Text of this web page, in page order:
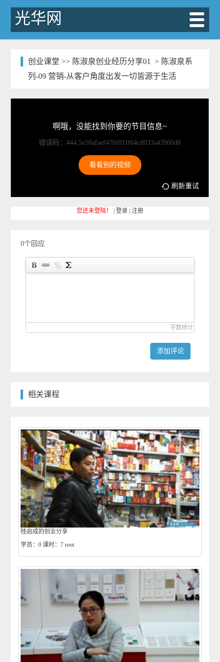
光华网
创业课堂 >> 陈淑泉创业经历分享01
> 陈淑泉系
列-09 营销-从客户角度出发一切皆源于生活
啊哦，没能找到你要的节目信息~
错误码：444,5e16afaef476f81ff64cd033a43960d8
看看别的视频
刷新重试
您还未登陆！ 登录| 注册
0个回应
字数统计
添加评论
相关课程
桂启成的创业分享
学员：0 课时：7 root